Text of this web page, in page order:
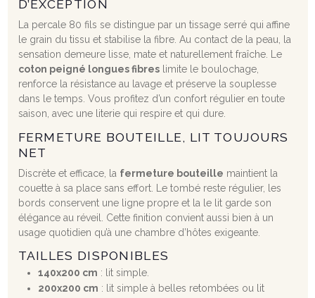
D’EXCEPTION
La percale 80 fils se distingue par un tissage serré qui affine
le grain du tissu et stabilise la fibre. Au contact de la peau, la
sensation demeure lisse, mate et naturellement fraîche. Le
coton peigné longues fibreslimite le boulochage,
renforce la résistance au lavage et préserve la souplesse
dans le temps. Vous profitez d’un confort régulier en toute
saison, avec une literie qui respire et qui dure.
FERMETURE BOUTEILLE, LIT TOUJOURS
NET
Discrète et efficace, la fermeture bouteille maintient la
couette à sa place sans effort. Le tombé reste régulier, les
bords conservent une ligne propre et la le lit garde son
élégance au réveil. Cette finition convient aussi bien à un
usage quotidien qu’à une chambre d’hôtes exigeante.
TAILLES DISPONIBLES
140x200 cm : lit simple.
200x200 cm : lit simple à belles retombées ou lit